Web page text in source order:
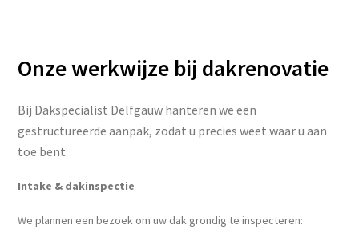
Onze werkwijze bij dakrenovatie
Bij Dakspecialist Delfgauw hanteren we een
gestructureerde aanpak, zodat u precies weet waar u aan
toe bent:
Intake & dakinspectie
We plannen een bezoek om uw dak grondig te inspecteren: